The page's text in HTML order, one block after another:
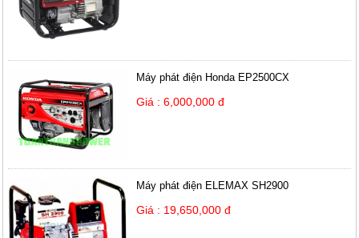
Máy phát điện Honda EP2500CX
Giá : 6,000,000 đ
Máy phát điện ELEMAX SH2900
Giá : 19,650,000 đ